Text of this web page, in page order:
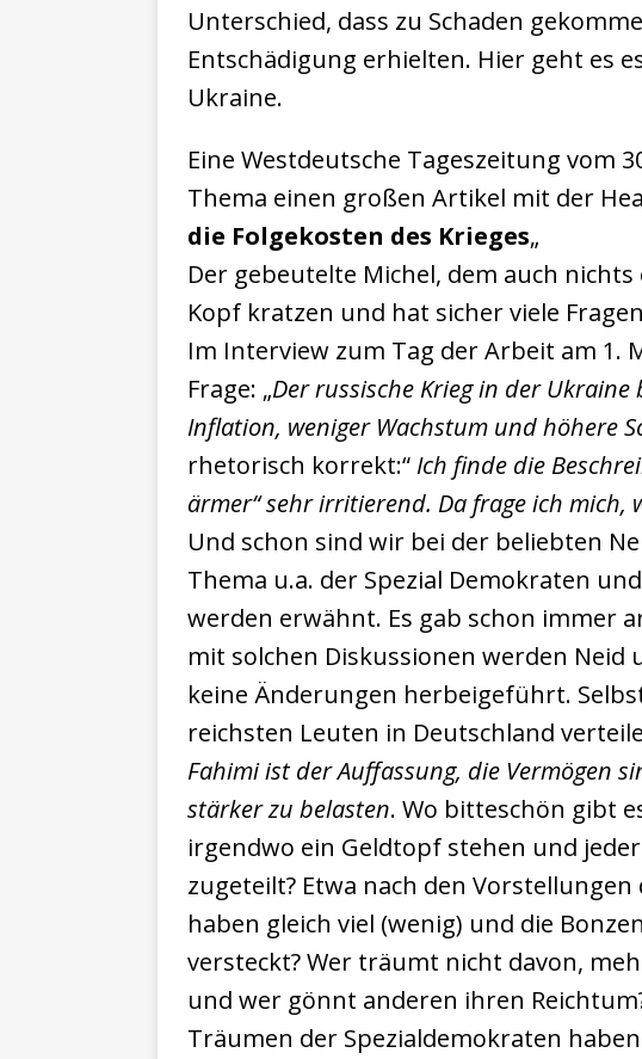
Unterschied, dass zu Schaden
Entschädigung erhielten. Hier geht es
Ukraine.
Eine Westdeutsche Tageszeitung vom
Thema einen großen Artikel mit der
die Folgekosten des Krieges„
Der gebeutelte Michel, dem auch
Kopf kratzen und hat sicher viele
Im Interview zum Tag der Arbeit am 1.
Frage: „Der russische Krieg in der
Inflation, weniger Wachstum und höhere
rhetorisch korrekt:“ Ich finde die
ärmer“ sehr irritierend. Da frage ich mich,
Und schon sind wir bei der beliebten
Thema u.a. der Spezial Demokraten
werden erwähnt. Es gab schon immer
mit solchen Diskussionen werden Neid
keine Änderungen herbeigeführt.
reichsten Leuten in Deutschland
Fahimi ist der Auffassung, die Vermögen
stärker zu belasten. Wo bitteschön gibt
irgendwo ein Geldtopf stehen und
zugeteilt? Etwa nach den
haben gleich viel (wenig) und die
versteckt? Wer träumt nicht davon,
und wer gönnt anderen ihren
Träumen der Spezialdemokraten